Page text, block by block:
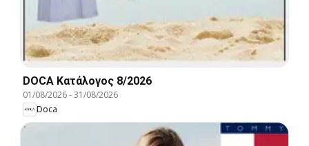
DOCA Kατάλογος 8/2026
01/08/2026-31/08/2026
Doca